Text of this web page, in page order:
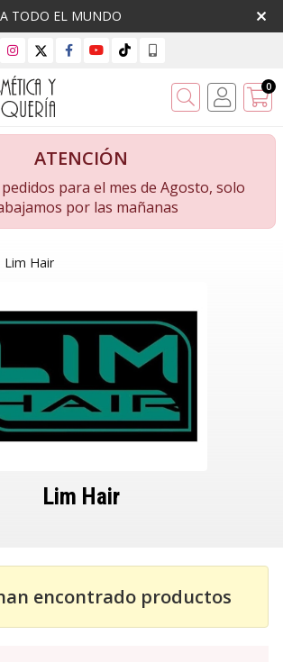
TODO EL MUNDO
Buscar 0
ATENCIÓN
para el mes de Agosto, solo
por las mañanas
Lim Hair
Lim Hair
encontrado productos